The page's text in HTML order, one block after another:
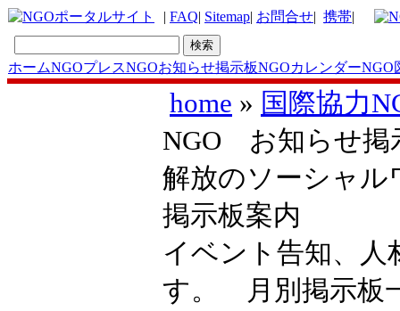
| FAQ| Sitemap| お問合せ| 携帯|
ホームNGOプレスNGOお知らせ掲示板NGOカレンダーNGO
home » 国際協力
NGO お知らせ掲
解放のソーシャル
掲示板案内
イベント告知、人
す。 月別掲示